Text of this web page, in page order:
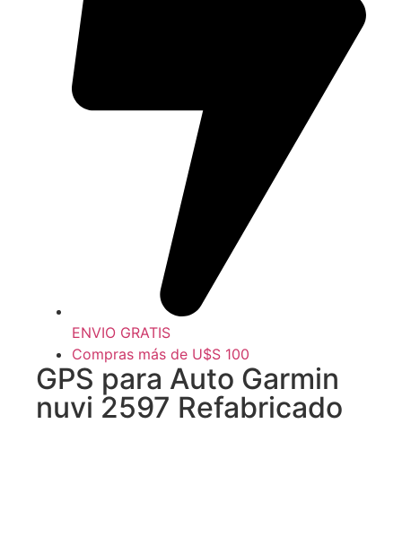
ENVIO GRATIS
Compras más de U$S 100
GPS para Auto Garmin
nuvi 2597 Refabricado